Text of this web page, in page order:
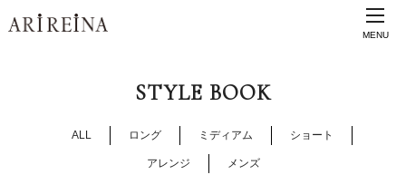
MENU
STYLE BOOK
ALL ロング ミディアム ショート
アレンジ メンズ